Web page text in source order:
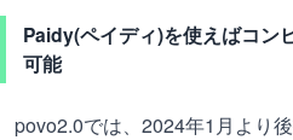
Paidy(ペイディ)を使えばコン
可能
povo2.0では、2024年1月より